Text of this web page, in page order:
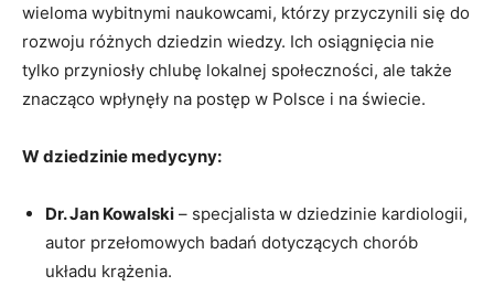
wieloma wybitnymi naukowcami, którzy przyczynili się do
rozwoju różnych dziedzin wiedzy. Ich osiągnięcia nie
tylko przyniosły chlubę lokalnej społeczności, ale także
znacząco wpłynęły na postęp w Polsce i na świecie.
W dziedzinie medycyny:
Dr. Jan Kowalski – specjalista w dziedzinie kardiologii,
autor przełomowych badań dotyczących chorób
układu krążenia.